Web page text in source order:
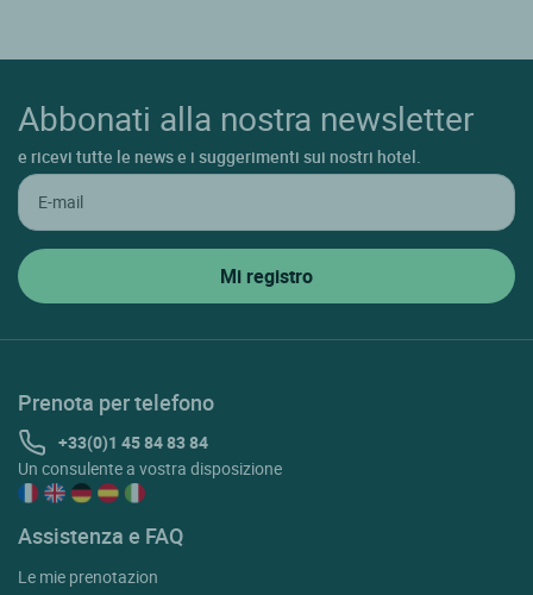
Abbonati alla nostra newsletter
e ricevi tutte le news e i suggerimenti sui nostri hotel.
Prenota per telefono
+33(0)1 45 84 83 84
Un consulente a vostra disposizione
Assistenza e FAQ
Le mie prenotazion